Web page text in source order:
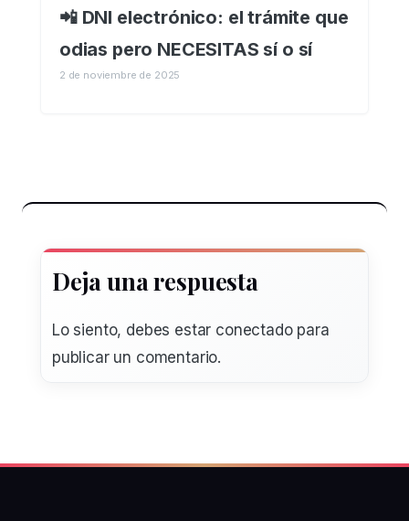
📲 DNI electrónico: el trámite que
odias pero NECESITAS sí o sí
2 de noviembre de 2025
Deja una respuesta
Lo siento, debes estar conectadopara
publicar un comentario.